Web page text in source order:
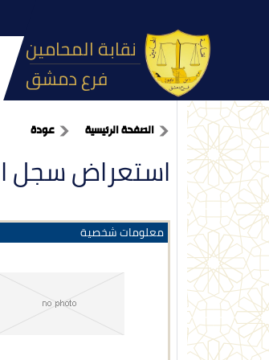
نقابة المحامين
فرع دمشق
الصفحة الرئيسية عودة
استعراض سجل
معلومات شخصية